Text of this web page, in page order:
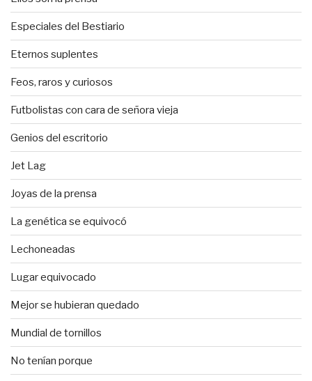
Especiales del Bestiario
Eternos suplentes
Feos, raros y curiosos
Futbolistas con cara de señora vieja
Genios del escritorio
Jet Lag
Joyas de la prensa
La genética se equivocó
Lechoneadas
Lugar equivocado
Mejor se hubieran quedado
Mundial de tornillos
No tenían porque